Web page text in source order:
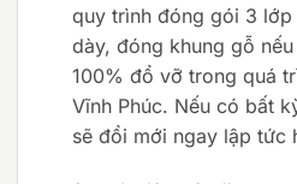
quy trình đóng gói 3
dày, đóng khung gỗ
100% đổ vỡ trong quá
Vĩnh Phúc. Nếu có bất
sẽ đổi mới ngay lập tức